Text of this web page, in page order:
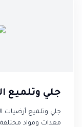
جلي وتلميع
جلي وتلميع أرضيات
معدات ومواد